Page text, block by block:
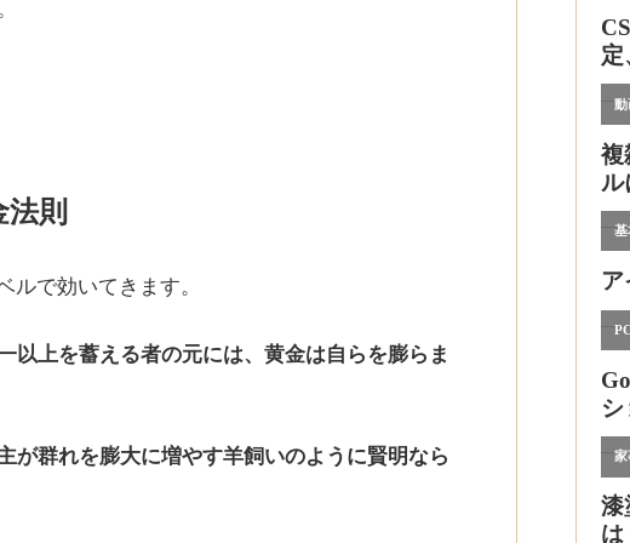
則
ルで効いてきます。
以上を蓄える者の元には、黄金は自らを膨らま
が群れを膨大に増やす羊飼いのように賢明なら